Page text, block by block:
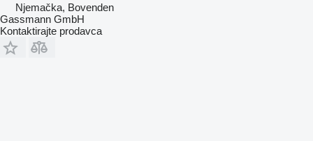
Njemačka, Bovenden
Gassmann GmbH
Kontaktirajte prodavca